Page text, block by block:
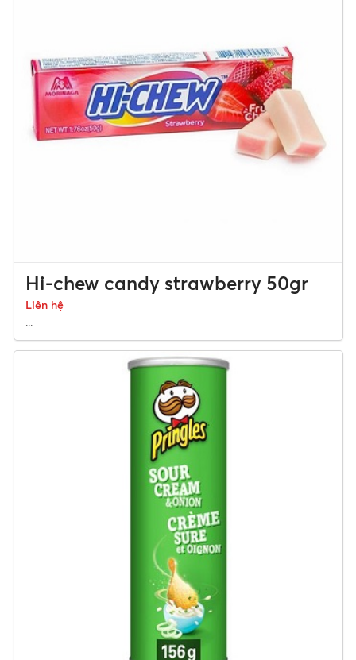
Hi-chew candy strawberry 50gr
Liên hệ